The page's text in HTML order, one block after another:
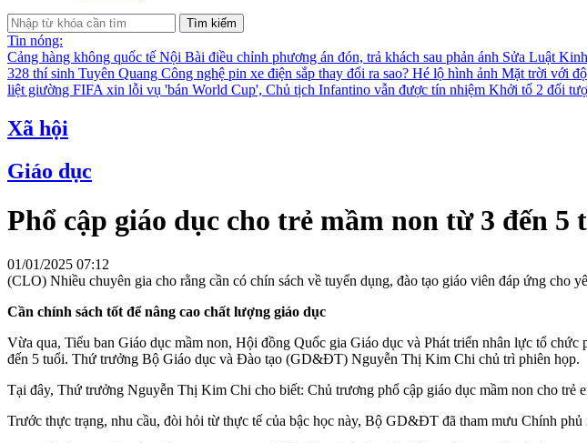
Tìm kiếm
Tin nóng:
Cảng hàng không quốc tế Nội Bài điều chỉnh phương án đón, trả khách sau phản ánh Sửa Luật
328 thí sinh Tuyên Quang Công nghệ pin xe điện sắp thay đổi ra sao? Hé lộ hình ảnh Mặt trời với
liệt giường FIFA xin lỗi vụ 'bán World Cup', Chủ tịch Infantino vẫn được tín nhiệm Khởi tố 2 đối
Xã hội
Giáo dục
Phổ cập giáo dục cho trẻ mầm non từ 3 đến
01/01/2025 07:12
(CLO) Nhiều chuyên gia cho rằng cần có chín sách về tuyển dụng, đào tạo giáo viên đáp ứng cho
Cần chính sách tốt để nâng cao chất lượng giáo dục
Vừa qua, Tiểu ban Giáo dục mầm non, Hội đồng Quốc gia Giáo dục và Phát triển nhân lực tổ
đến 5 tuổi. Thứ trưởng Bộ Giáo dục và Đào tạo (GD&ĐT) Nguyễn Thị Kim Chi chủ trì phiên họp.
Tại đây, Thứ trưởng Nguyễn Thị Kim Chi cho biết: Chủ trương phổ cập giáo dục mầm non cho trẻ
Trước thực trạng, nhu cầu, đòi hỏi từ thực tế của bậc học này, Bộ GD&ĐT đã tham mưu Chính